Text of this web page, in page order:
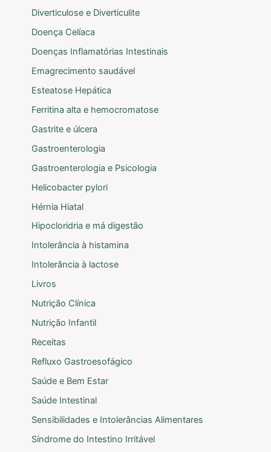
Diverticulose e Diverticulite
Doença Celíaca
Doenças Inflamatórias Intestinais
Emagrecimento saudável
Esteatose Hepática
Ferritina alta e hemocromatose
Gastrite e úlcera
Gastroenterologia
Gastroenterologia e Psicologia
Helicobacter pylori
Hérnia Hiatal
Hipocloridria e má digestão
Intolerância à histamina
Intolerância à lactose
Livros
Nutrição Clínica
Nutrição Infantil
Receitas
Refluxo Gastroesofágico
Saúde e Bem Estar
Saúde Intestinal
Sensibilidades e Intolerâncias Alimentares
Síndrome do Intestino Irritável